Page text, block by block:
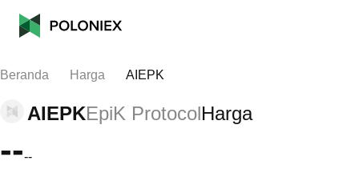
Beranda Harga AIEPK
AIEPKEpiK ProtocolHarga
----